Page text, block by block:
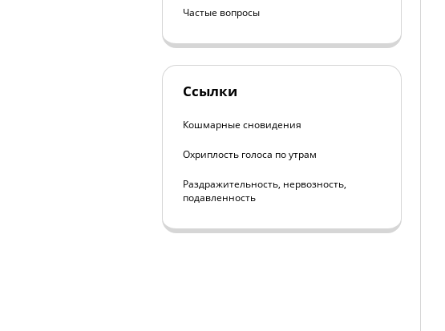
Частые вопросы
Ссылки
Кошмарные сновидения
Охриплость голоса по утрам
Раздражительность, нервозность,
подавленность